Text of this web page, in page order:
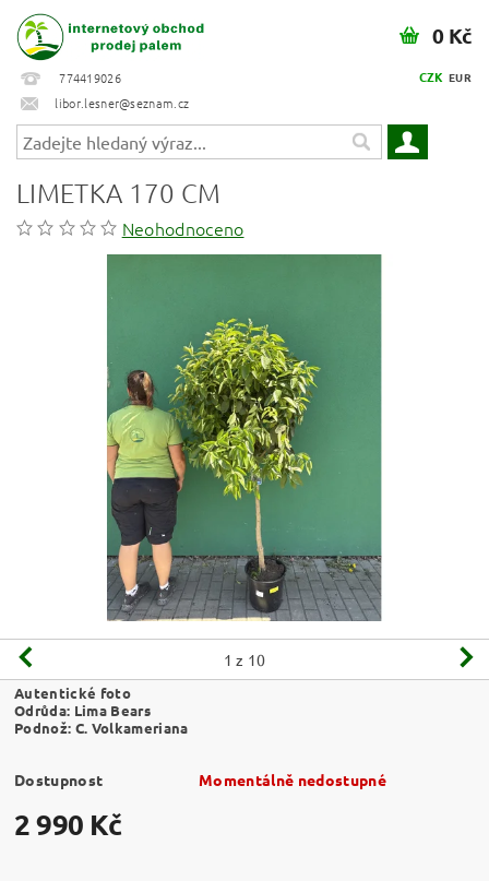
774419026
libor.lesner@seznam.cz
CZK EUR
0 Kč
LIMETKA 170 CM
Neohodnoceno
1 z 10
Autentické foto
Odrůda: Lima Bears
Podnož: C. Volkameriana
Dostupnost Momentálně nedostupné
2 990 Kč